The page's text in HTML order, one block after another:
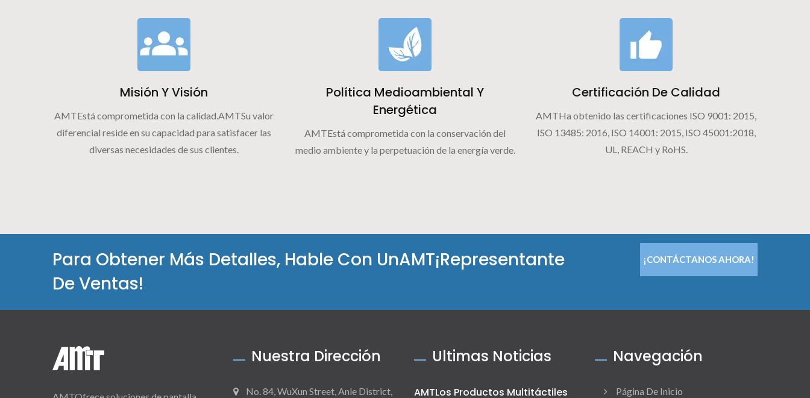
Misión Y Visión
AMTEstá comprometida con la calidad.AMTSu valor
diferencial reside en su capacidad para satisfacer las
diversas necesidades de sus clientes.
Política Medioambiental Y
Energética
AMTEstá comprometida con la conservación del
medio ambiente y la perpetuación de la energía verde.
Certificación De Calidad
AMTHa obtenido las certificaciones ISO 9001: 2015,
ISO 13485: 2016, ISO 14001: 2015, ISO 45001:2018,
UL, REACH y RoHS.
Para Obtener Más Detalles, Hable Con UnAMT¡Representante
De Ventas!
¡CONTÁCTANOS AHORA!
Nuestra Dirección
No. 84, WuXun Street, Anle District,
Ultimas Noticias
AMTLos Productos Multitáctiles
Navegación
Página De Inicio